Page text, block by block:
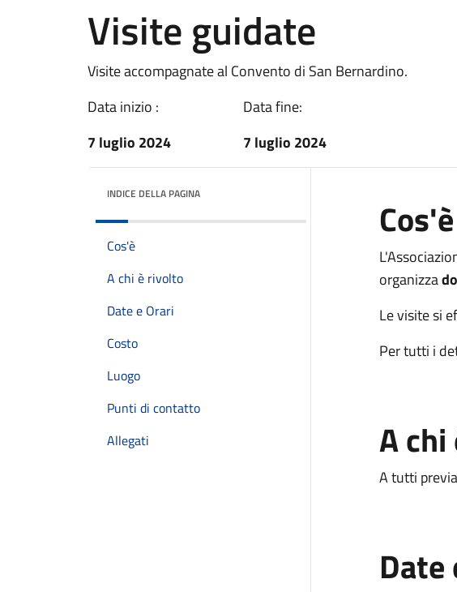
Visite guidate
Visite accompagnate al Convento di San Bernardino.
Data inizio :
7 luglio 2024
Data fine:
7 luglio 2024
INDICE DELLA PAGINA
Cos'è
A chi è rivolto
Date e Orari
Costo
Luogo
Punti di contatto
Allegati
Cos'è
organizza
Le visite si
Per tutti i
A
A tutti
Date